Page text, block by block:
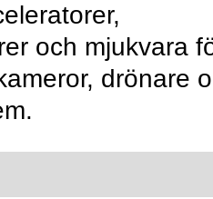
och mjukvara
drönare